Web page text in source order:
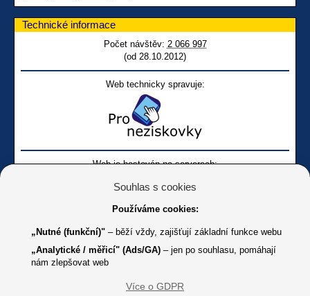
Technické informace
Počet návštěv: 2 066 997
(od 28.10.2012)
Web technicky spravuje:
Web je hostován na serverech:
Online
Youtube SONS
Souhlas s cookies
Používáme cookies:
„Nutné (funkční)" – běží vždy, zajišťují základní funkce webu
„Analytické / měřicí" (Ads/GA) – jen po souhlasu, pomáhají
nám zlepšovat web
Více o GDPR